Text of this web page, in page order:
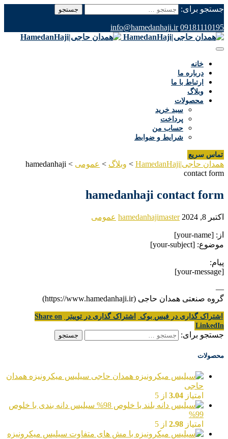
جستجو برای:
09181110195
info@hamedanhaji.ir
خانه
درباره ما
ارتباط با ما
وبلاگ
محصولات
سبد خرید
پرداخت
حساب من
شرایط و ضوابط
تماس سریع
همدان حاجی|HamedanHaji > وبلاگ > عمومی >
hamedanhaji
contact form
hamedanhaji contact form
اکتبر 8, 2024 hamedanhajimaster عمومی
از: [your-name]
موضوع: [your-subject]
پیام:
[your-message]
—
گروه صنعتی همدان حاجی (https://www.hamedanhaji.ir)
اشتراک گذاری در فیس بوک اشتراک گذاری در توییتر
Share on
LinkedIn
جستجو برای:
محصولات
سیلیس میکرونیزه همدان
حاجی
امتیاز 3.04 از 5
سیلیس دانه بندی با خلوص
99%
امتیاز 2.98 از 5
سیلیس میکرونیزه